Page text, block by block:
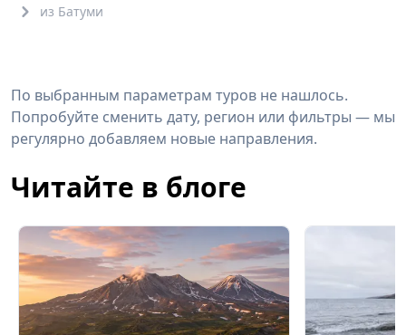
Культурно-исторические
Трекинг
Тур выходного дня
Экстрим
Обзорные
Речные прогулки
из Батуми
По выбранным параметрам туров не нашлось.
Попробуйте сменить дату, регион или фильтры — мы
регулярно добавляем новые направления.
Читайте в блоге